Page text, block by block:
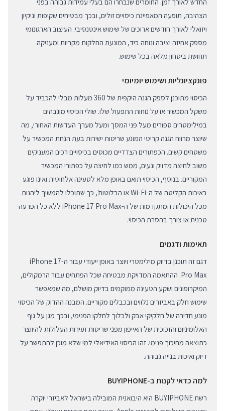
הצהיבה, תופעה המאפיינת כיסויים זולים, ובכך מבטיחים שקיפות וניקיון
ויזואלי לאורך חודשים ארוכים של שימוש אינטנסיבי. העיצוב הארגונומי
מספק אחיזה יציבה ונוחה ביד, המונעת החלקות מקריות ומעניקה
תחושת ביטחון מלאה בכל שימוש.
פונקציונליות ושימוש יומיומי
הכיסוי מתוכנן לספק הגנה היקפית של 360 מעלות מבלי להכביד על
משקל המכשיר או על נוחות התפעול שלו. שולי הכיסוי מוגבהים
במילימטרים ספורים מעל פני המסך ומעל מערך העדשות האחורי, מה
שיוצר מרווח הגנה קריטי המונע שריטות ישירות בעת הנחת המכשיר על
משטחים קשים. הכפתורים הצדדיים מכוסים בכיסויים רכים המעניקים
משוב לחיצה מדויק ונעים, ממש כמו לחיצה על כפתורי המכשיר
המקוריים. בנוסף, הכיסוי תואם באופן מלא לטעינה אלחוטית ואינו פוגע
באיכות הקליטה של ה-Wi-Fi או הבלוטות', כך שתוכלו להמשיך ליהנות
מכל היכולות המתקדמות של ה-iPhone 17 Pro Max ללא כל הפרעה
טכנית או צורך בהסרת הכיסוי.
תאימות ודגמים
דגם זה תוכנן בדיוק מילימטרי ויוצר באופן ייעודי עבור ה-iPhone 17
Pro Max. ההתאמה המדויקת מבטיחה שכל הפתחים עבור הרמקולים,
המיקרופונים ושקע הטעינה ממוקמים בדיוק מושלם, מה שמאפשר
שימוש חלק באביזרים נלווים ובכבלים מקוריים. המבנה ההדוק של הכיסוי
מונע חדירה של חלקיקי אבק ולכלוך לחלקו הפנימי, ובכך מגן על גוף
האלומיניום והזכוכית של האייפון מפני שריטות זעירות העלולות להיווצר
כתוצאה מחיכוך פנימי. זהו הכיסוי האידיאלי למי שלא מוכן להתפשר על
דיוק ואיכות בנייה גבוהה.
למה כדאי לקנות ב-BUYIPHONE
רשת BUYIPHONE היא היבואנית המובילה בישראל לאביזרי יוקרה